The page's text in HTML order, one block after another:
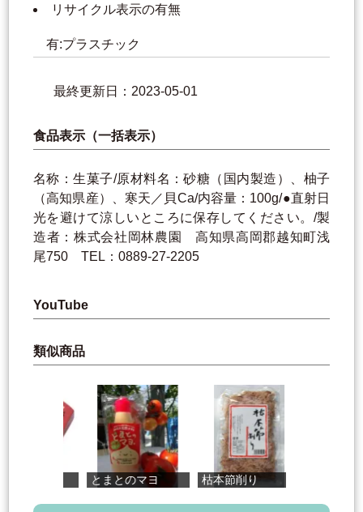
リサイクル表示の有無
有:プラスチック
最終更新日：2023-05-01
食品表示（一括表示）
名称：生菓子/原材料名：砂糖（国内製造）、柚子
（高知県産）、寒天／貝Ca/内容量：100g/●直射日
光を避けて涼しいところに保存してください。/製
造者：株式会社岡林農園 高知県高岡郡越知町浅
尾750 TEL：0889-27-2205
YouTube
類似商品
とまとのマヨ 枯本節削り 土佐の調味料...